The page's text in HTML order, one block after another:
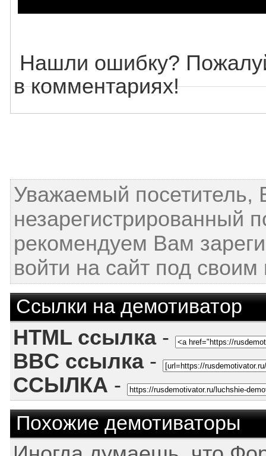
Нашли ошибку?
в комментариях!
Уважаемый посетитель,
незарегистрированный
рекомендуем Вам
войти на сайт под
Ссылки на демотиватор
HTML ссылка-
BBC ссылка-
ССЫЛКА -
Похожие демотиваторы